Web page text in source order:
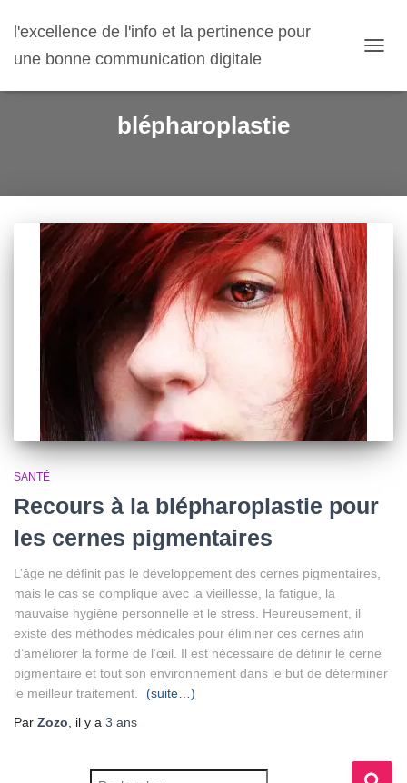
l'excellence de l'info et la pertinence pour
une bonne communication digitale
blépharoplastie
SANTÉ
Recours à la blépharoplastie pour
les cernes pigmentaires
L’âge ne définit pas le développement des cernes pigmentaires,
mais le cas se complique avec la vieillesse, la fatigue, la
mauvaise hygiène personnelle et le stress. Heureusement, il
existe des méthodes médicales pour éliminer ces cernes afin
d’améliorer la forme de l’œil. Il est nécessaire de définir le cerne
pigmentaire et tout son environnement dans le but de déterminer
le meilleur traitement.
(suite…)
Par Zozo , il y a 3 ans